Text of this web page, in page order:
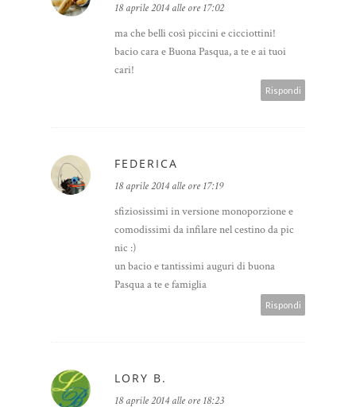
18 aprile 2014 alle ore 17:02
ma che belli così piccini e cicciottini!
bacio cara e Buona Pasqua, a te e ai tuoi
cari!
Rispondi
FEDERICA
18 aprile 2014 alle ore 17:19
sfiziosissimi in versione monoporzione e
comodissimi da infilare nel cestino da pic
nic :)
un bacio e tantissimi auguri di buona
Pasqua a te e famiglia
Rispondi
LORY B.
18 aprile 2014 alle ore 18:23